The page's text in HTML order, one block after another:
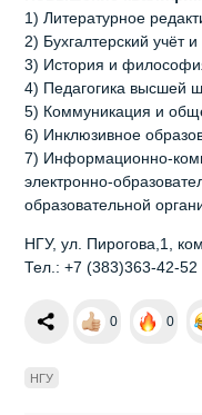
1) Литературное
2) Бухгалтерский учёт
3) История и
4) Педагогика высшей
5) Коммуникация и
6) Инклюзивное
7) Информационно-
электронно-
образовательной
НГУ, ул. Пирогова,1,
Тел.: +7 (383)363-42-52
0 0
НГУ